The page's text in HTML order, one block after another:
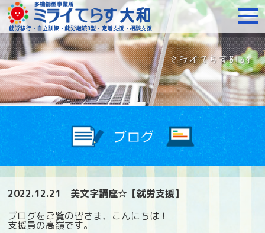
障がいをお持ちの方へ
2022.12.21
美文字講座☆【就労支援】
ブログをご覧の皆さま、こんにちは！
支援員の高嶺です。